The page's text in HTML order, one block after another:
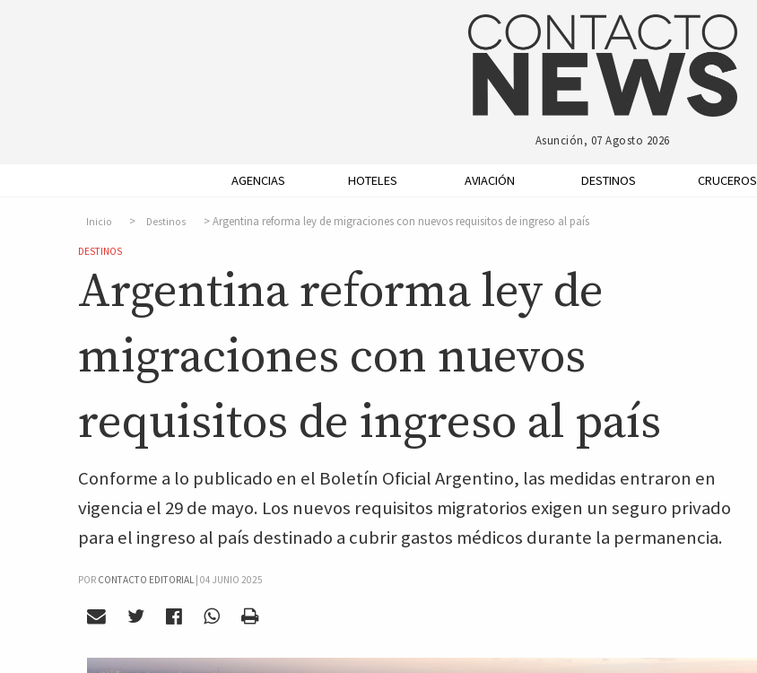
Asunción, 07 Agosto 2026
AGENCIAS HOTELES AVIACIÓN DESTINOS CRUCEROS
Inicio Destinos Argentina reforma ley de migraciones con nuevos requisitos de ingreso al país
DESTINOS
Argentina reforma ley de
migraciones con nuevos
requisitos de ingreso al país
Conforme a lo publicado en el Boletín Oficial Argentino, las medidas entraron en
vigencia el 29 de mayo. Los nuevos requisitos migratorios exigen un seguro privado
para el ingreso al país destinado a cubrir gastos médicos durante la permanencia.
POR CONTACTO EDITORIAL | 04 JUNIO 2025